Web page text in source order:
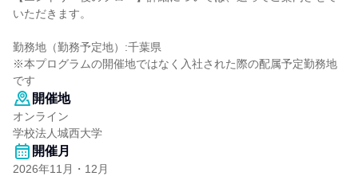
いただきます。
勤務地（勤務予定地）:千葉県
※本プログラムの開催地ではなく入社された際の配属予定勤務地
です
開催地
オンライン
学校法人城西大学
開催月
2026年11月・12月